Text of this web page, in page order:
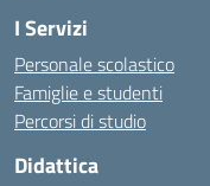
I Servizi
Personale scolastico
Famiglie e studenti
Percorsi di studio
Didattica